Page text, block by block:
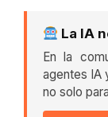
La IA
En la
agentes IA
no solo